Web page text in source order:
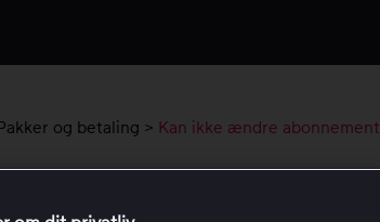
og betaling > Kan ikke ændre abonnement